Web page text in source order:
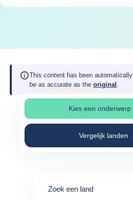
This content has been
be as accurate as the original .
Kies een onderwerp
Selecteer
Vergelijk landen
Zoek een land